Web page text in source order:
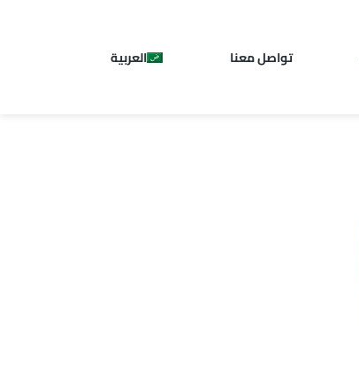
تواصل معنا العربية